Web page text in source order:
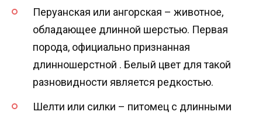
Перуанская или ангорская – животное,
обладающее длинной шерстью. Первая
порода, официально признанная
длинношерстной . Белый цвет для такой
разновидности является редкостью.
Шелти или силки – питомец с длинными